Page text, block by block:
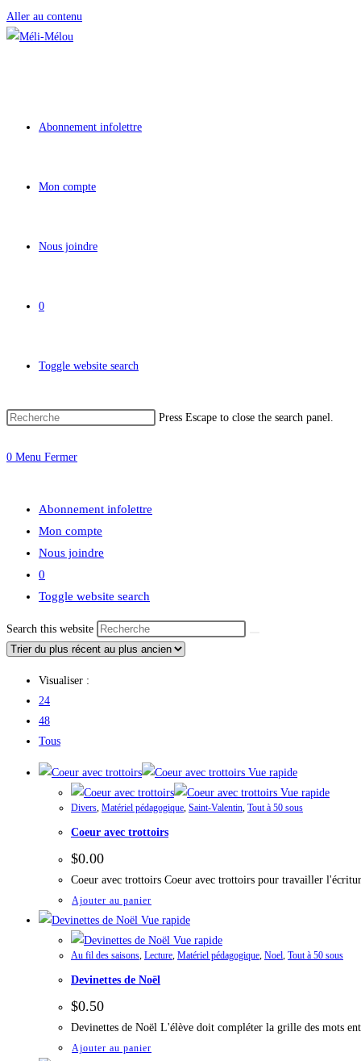
Aller au contenu
Abonnement infolettre
Mon compte
Nous joindre
0
Toggle website search
Press Escape to close the search panel.
0 Menu Fermer
Abonnement infolettre
Mon compte
Nous joindre
0
Toggle website search
Search this website
Visualiser :
24
48
Tous
Vue rapide
Vue rapide
Divers, Matériel pédagogique, Saint-Valentin, Tout à 50 sous
Coeur avec trottoirs
$0.00
Coeur avec trottoirs Coeur avec trottoirs pour travailler
Ajouter au panier
Vue rapide
Vue rapide
Au fil des saisons, Lecture, Matériel pédagogique, Noel, Tout à 50 sous
Devinettes de Noël
$0.50
Devinettes de Noël L'élève doit compléter la grille des mots
Ajouter au panier